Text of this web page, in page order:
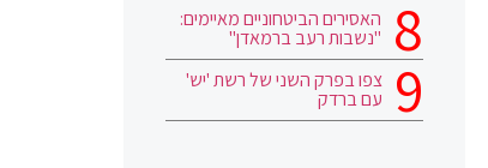
האסירים הביטחוניים מאיימים:
"נשבות רעב ברמאדן"
צפו בפרק השני של רשת 'יש'
עם ברדק